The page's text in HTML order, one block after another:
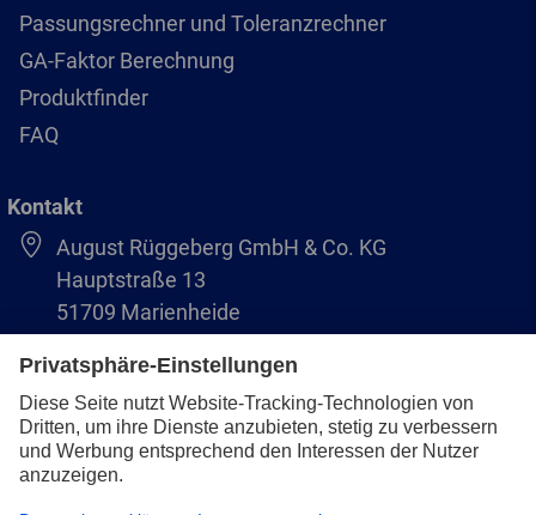
Passungsrechner und Toleranzrechner
GA-Faktor Berechnung
Produktfinder
FAQ
Kontakt
August Rüggeberg GmbH & Co. KG
Hauptstraße 13
51709 Marienheide
+49 2264 9-0
info@pferd.com
+49 2264 9-400